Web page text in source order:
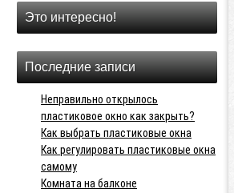
Это интересно!
Последние записи
Неправильно открылось
пластиковое окно как закрыть?
Как выбрать пластиковые окна
Как регулировать пластиковые окна
самому
Комната на балконе